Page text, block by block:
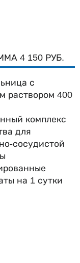
4 150 РУБ.
с
раствором 400
комплекс
для
сосудистой
на 1 сутки